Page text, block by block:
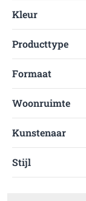
Kleur
Producttype
Formaat
Woonruimte
Kunstenaar
Stijl